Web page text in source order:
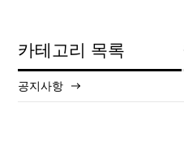
카테고리 목록
공지사항